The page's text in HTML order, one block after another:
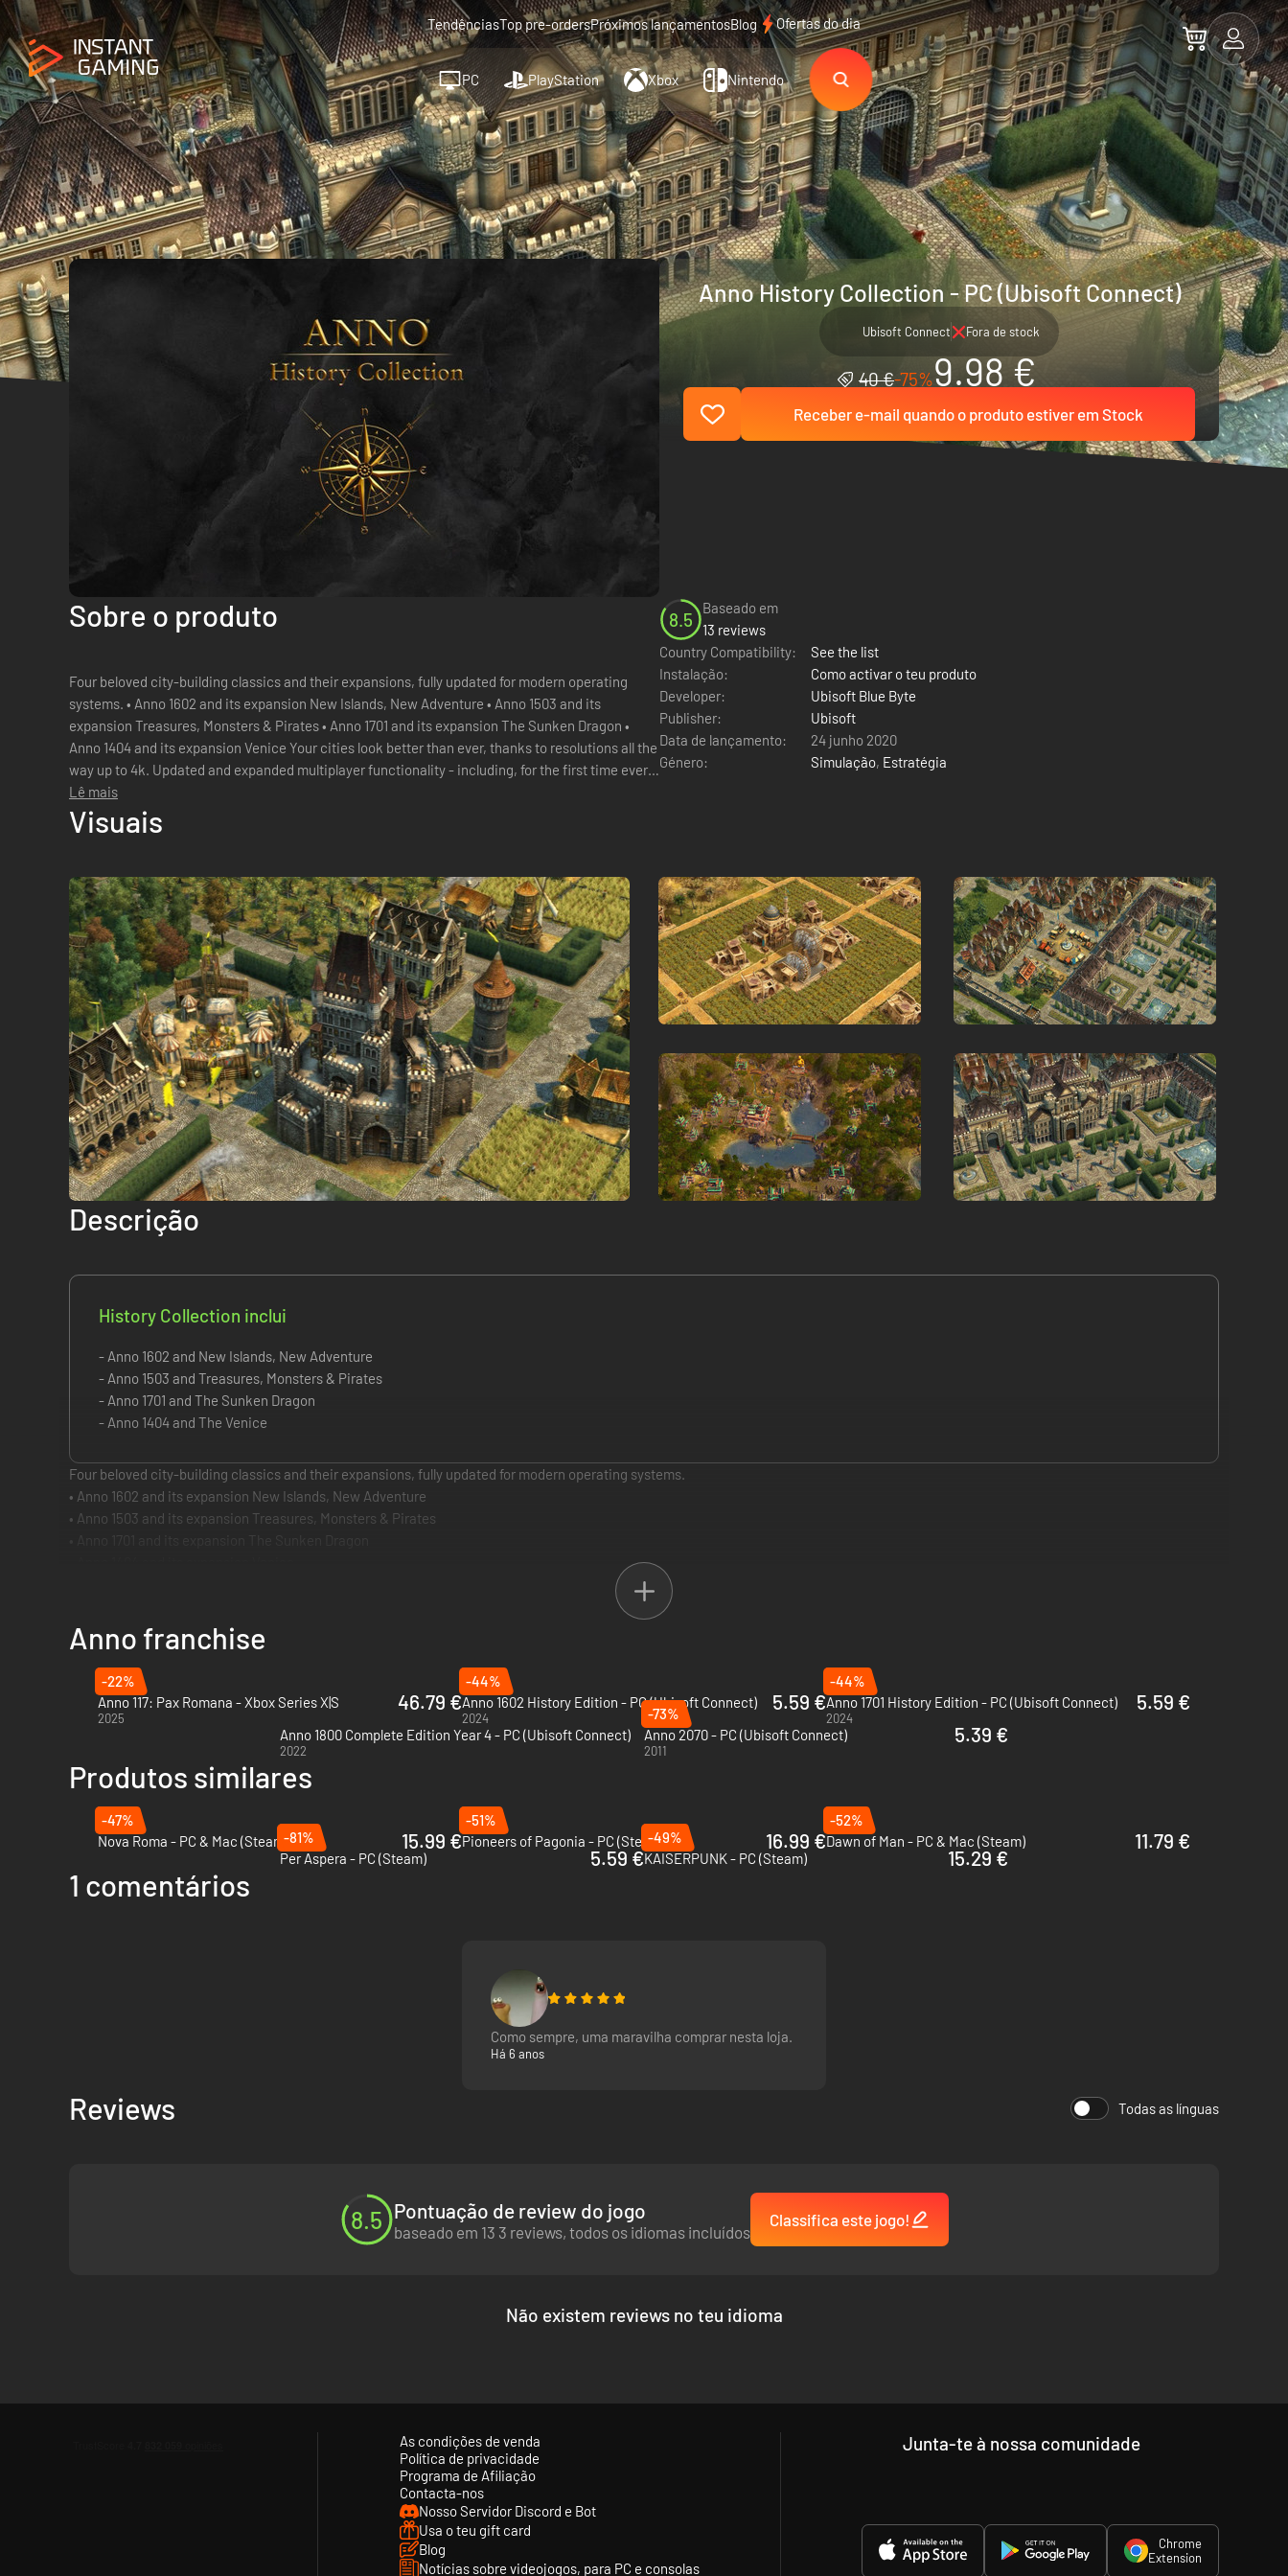
TendênciasTop pre-ordersPróximos lançamentosBlog Ofertas do dia
PC PlayStation Xbox Nintendo
Anno History Collection - PC (Ubisoft Connect)
Ubisoft Connect Fora de stock
40 €-75%9.98 €
Receber e-mail quando o produto estiver em Stock
Sobre o produto
Four beloved city-building classics and their expansions, fully updated for modern operating
systems. • Anno 1602 and its expansion New Islands, New Adventure • Anno 1503 and its
expansion Treasures, Monsters & Pirates • Anno 1701 and its expansion The Sunken Dragon •
Anno 1404 and its expansion Venice Your cities look better than ever, thanks to resolutions all the
way up to 4k. Updated and expanded multiplayer functionality - including, for the first time ever,
in Anno 1503. E...
Lê mais
8.5
Baseado em
13 reviews
Country Compatibility:
See the list
Instalação:
Como activar o teu produto
Developer:
Ubisoft Blue Byte
Publisher:
Ubisoft
Data de lançamento:
24 junho 2020
Género:
Simulação, Estratégia
Visuais
Descrição
History Collection inclui
- Anno 1602 and New Islands, New Adventure
- Anno 1503 and Treasures, Monsters & Pirates
- Anno 1701 and The Sunken Dragon
- Anno 1404 and The Venice
Four beloved city-building classics and their expansions, fully updated for modern operating systems.
• Anno 1602 and its expansion New Islands, New Adventure
• Anno 1503 and its expansion Treasures, Monsters & Pirates
Updated and expanded multiplayer functionality - including, for the first time ever, in Anno 1503.
Enjoy all improvements while continuing your existing games, thanks to full save compatibility.
This edition also offers bonus content including soundtracks and wallpapers, as well as company logos and an ornament for Anno 1800.
Anno franchise
-22%
Anno 117: Pax Romana - Xbox Series X|S
2025
46.79 €
-44%
Anno 1602 History Edition - PC (Ubisoft Connect)
2024
5.59 €
-44%
Anno 1701 History Edition - PC (Ubisoft Connect)
2024
5.59 €
Anno 1800 Complete Edition Year 4 - PC (Ubisoft Connect)
2022
-73%
Anno 2070 - PC (Ubisoft Connect)
2011
5.39 €
Produtos similares
-47%
Nova Roma - PC & Mac (Steam)
15.99 €
-51%
Pioneers of Pagonia - PC (Steam)
16.99 €
-52%
Dawn of Man - PC & Mac (Steam)
11.79 €
-81%
Per Aspera - PC (Steam)
5.59 €
-49%
KAISERPUNK - PC (Steam)
15.29 €
1 comentários
Como sempre, uma maravilha comprar nesta loja.
Há 6 anos
Reviews Todas as línguas
8.5 Pontuação de review do jogo
baseado em 13 3 reviews, todos os idiomas incluídos
Classifica este jogo!
Não existem reviews no teu idioma
As condições de venda
Política de privacidade
Programa de Afiliação
Contacta-nos
Nosso Servidor Discord e Bot
Usa o teu gift card
Blog
Notícias sobre videojogos, para PC e consolas
Junta-te à nossa comunidade
Chrome
Extension